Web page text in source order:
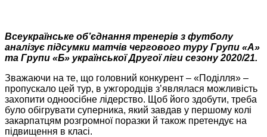
Всеукраїнське об’єднання тренерів з футболу
аналізує підсумки матчів чергового туру Групи «А»
та Групи «Б» української Другої ліги сезону 2020/21.
Зважаючи на те, що головний конкурент – «Поділля» –
пропускало цей тур, в ужгородців з’являлася можливість
захопити одноосібне лідерство. Щоб його здобути, треба
було обігрувати суперника, який завдав у першому колі
закарпатцям розгромної поразки й також претендує на
підвищення в класі.